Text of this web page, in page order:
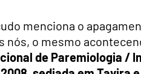
menciona o
nós, o mesmo
de Paremiologia /